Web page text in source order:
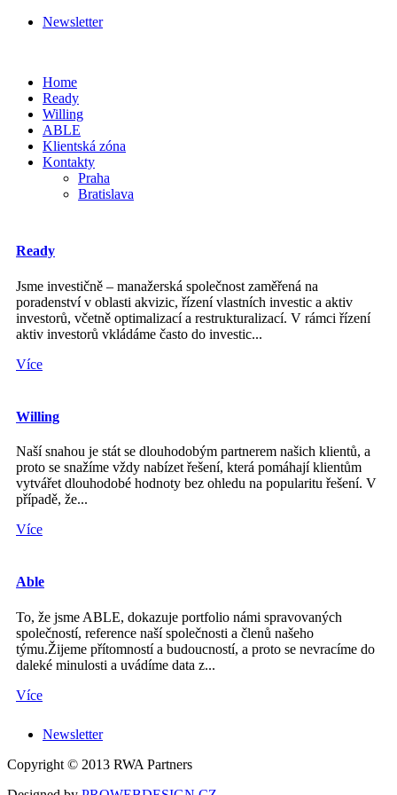
Newsletter
Home
Ready
Willing
ABLE
Klientská zóna
Kontakty
Praha
Bratislava
Ready
Jsme investičně – manažerská společnost zaměřená na
poradenství v oblasti akvizic, řízení vlastních investic a aktiv
investorů, včetně optimalizací a restrukturalizací. V rámci řízení
aktiv investorů vkládáme často do investic...
Více
Willing
Naší snahou je stát se dlouhodobým partnerem našich klientů, a
proto se snažíme vždy nabízet řešení, která pomáhají klientům
vytvářet dlouhodobé hodnoty bez ohledu na popularitu řešení. V
případě, že...
Více
Able
To, že jsme ABLE, dokazuje portfolio námi spravovaných
společností, reference naší společnosti a členů našeho
týmu.Žijeme přítomností a budoucností, a proto se nevracíme do
daleké minulosti a uvádíme data z...
Více
Newsletter
Copyright © 2013 RWA Partners